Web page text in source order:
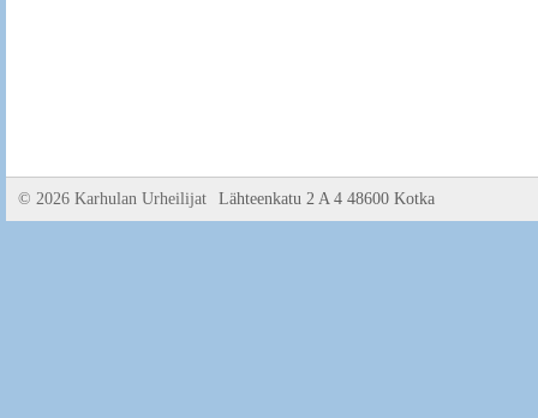
© 2026 Karhulan Urheilijat Lähteenkatu 2 A 4 48600 Kotka